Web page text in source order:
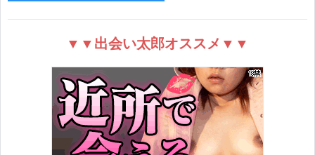
▼▼出会い太郎オススメ▼▼